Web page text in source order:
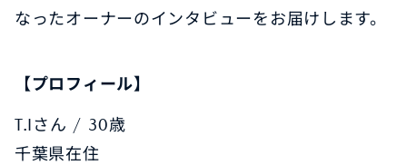
なったオーナーのインタビューをお届けします。
【プロフィール】
T.Iさん / 30歳
千葉県在住